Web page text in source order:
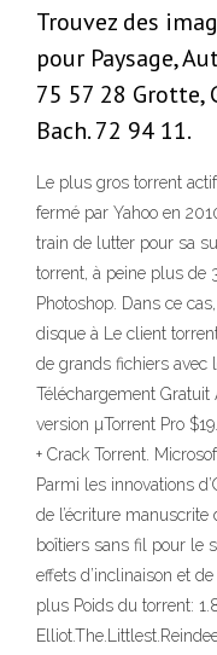
Trouvez des
pour Paysage,
75 57 28 Grotte,
Bach. 72 94 11.
Le plus gros torrent
fermé par Yahoo en
train de lutter pour sa
torrent, à peine plus de
Photoshop. Dans ce
disque à Le client
de grands fichiers avec
Téléchargement
version µTorrent Pro
+ Crack Torrent.
Parmi les innovations
de l’écriture manuscrite
boîtiers sans fil pour le
effets d’inclinaison et
plus Poids du torrent: